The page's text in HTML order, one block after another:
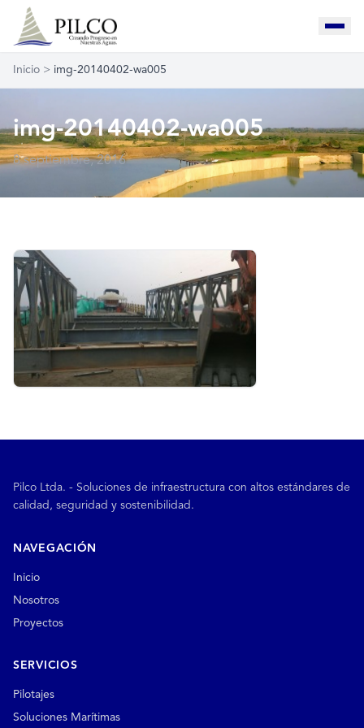
Inicio > img-20140402-wa005
img-20140402-wa005
8 septiembre, 2016
Pilco Ltda. - Soluciones de infraestructura con altos estándares de
calidad, seguridad y sostenibilidad.
NAVEGACIÓN
Inicio
Nosotros
Proyectos
SERVICIOS
Pilotajes
Soluciones Marítimas